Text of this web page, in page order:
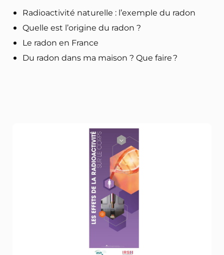
Radioactivité naturelle : l’exemple du radon
Quelle est l’origine du radon ?
Le radon en France
Du radon dans ma maison ? Que faire ?